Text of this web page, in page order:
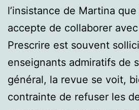
l’insistance de Martina
accepte de collaborer avec
Prescrire est souvent
enseignants admiratifs de
général, la revue se voit,
contrainte de refuser les